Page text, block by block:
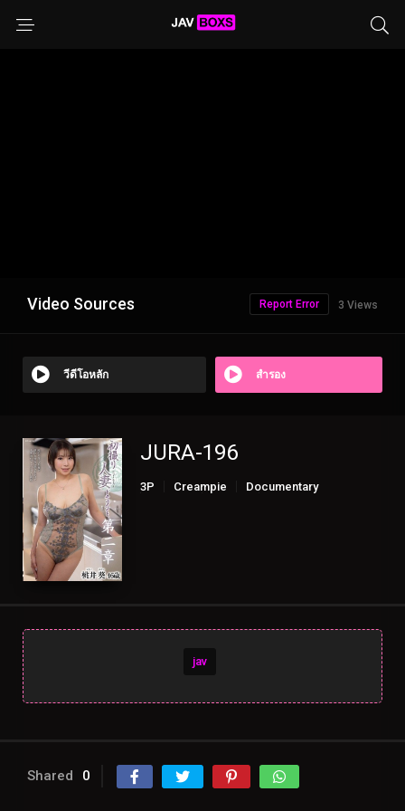
Video Sources 3 Views
Report Error
วีดีโอหลัก สำรอง
JURA-196
3P Creampie
Documentary
jav
Shared 0